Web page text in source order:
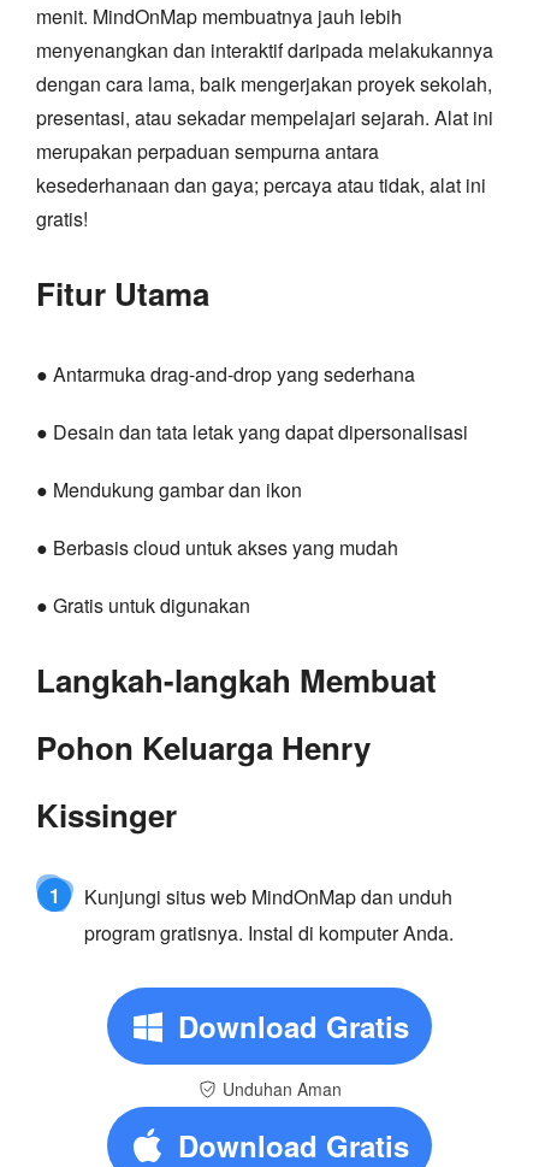
menit. MindOnMap membuatnya jauh lebih
menyenangkan dan interaktif daripada melakukannya
dengan cara lama, baik mengerjakan proyek sekolah,
presentasi, atau sekadar mempelajari sejarah. Alat ini
merupakan perpaduan sempurna antara
kesederhanaan dan gaya; percaya atau tidak, alat ini
gratis!
Fitur Utama
● Antarmuka drag-and-drop yang sederhana
● Desain dan tata letak yang dapat dipersonalisasi
● Mendukung gambar dan ikon
● Berbasis cloud untuk akses yang mudah
● Gratis untuk digunakan
Langkah-langkah Membuat
Pohon Keluarga Henry
Kissinger
1
Kunjungi situs web MindOnMap dan unduh
program gratisnya. Instal di komputer Anda.
Download Gratis
Unduhan Aman
Download Gratis